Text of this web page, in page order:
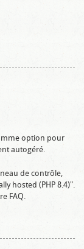
option pour
autogéré.
de contrôle,
hosted (PHP 8.4)".
FAQ.